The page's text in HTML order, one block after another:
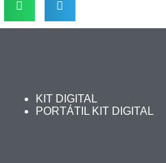
KIT DIGITAL
PORTÁTIL KIT DIGITAL